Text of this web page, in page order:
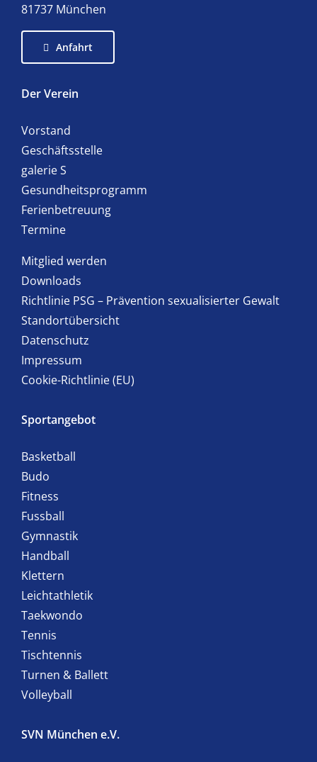
81737 München
Anfahrt
Der Verein
Vorstand
Geschäftsstelle
galerie S
Gesundheitsprogramm
Ferienbetreuung
Termine
Mitglied werden
Downloads
Richtlinie PSG – Prävention sexualisierter Gewalt
Standortübersicht
Datenschutz
Impressum
Cookie-Richtlinie (EU)
Sportangebot
Basketball
Budo
Fitness
Fussball
Gymnastik
Handball
Klettern
Leichtathletik
Taekwondo
Tennis
Tischtennis
Turnen & Ballett
Volleyball
SVN München e.V.